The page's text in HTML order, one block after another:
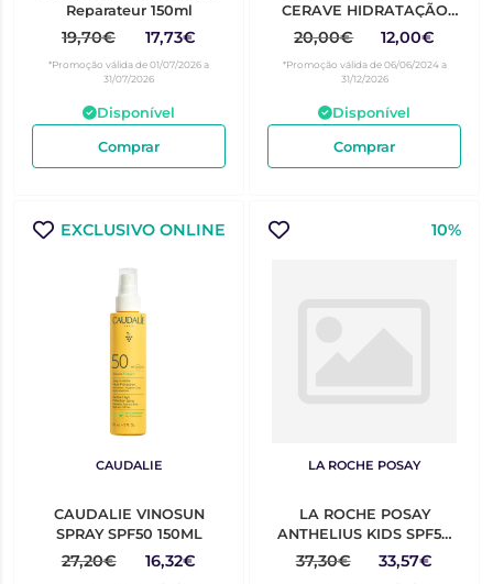
Reparateur 150ml
19,70€ 17,73€
*Promoção válida de 01/07/2026 a
31/07/2026
Disponível
Comprar
CERAVE HIDRATAÇÃO
LOÇÃO ROSTO HIDRAT
AM SPF30 52ML
20,00€ 12,00€
*Promoção válida de 06/06/2024 a
31/12/2026
Disponível
Comprar
EXCLUSIVO ONLINE
CAUDALIE
CAUDALIE VINOSUN
SPRAY SPF50 150ML
27,20€ 16,32€
10%
LA ROCHE POSAY
LA ROCHE POSAY
ANTHELIUS KIDS SPF50
200ML
37,30€ 33,57€